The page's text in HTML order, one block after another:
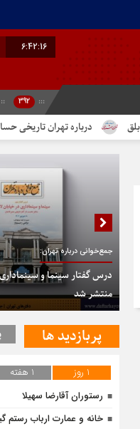
6:42:16
:::
392
::
درباره تهران تاریخی حساس
جمع‌خوانی درباره تهران:
درس گفتار سینما و سینماداری
منتشر شد
پربازدید ها
1 روز 1 هفته
رستوران آقارضا سهیلا
خانه و عمارت ارباب رستم